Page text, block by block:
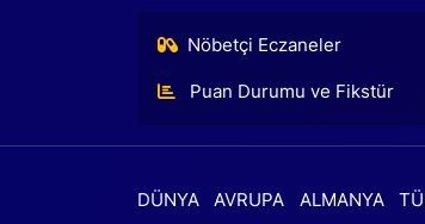
Nöbetçi Eczaneler
Puan Durumu ve Fikstür
DÜNYA AVRUPA ALMANYA